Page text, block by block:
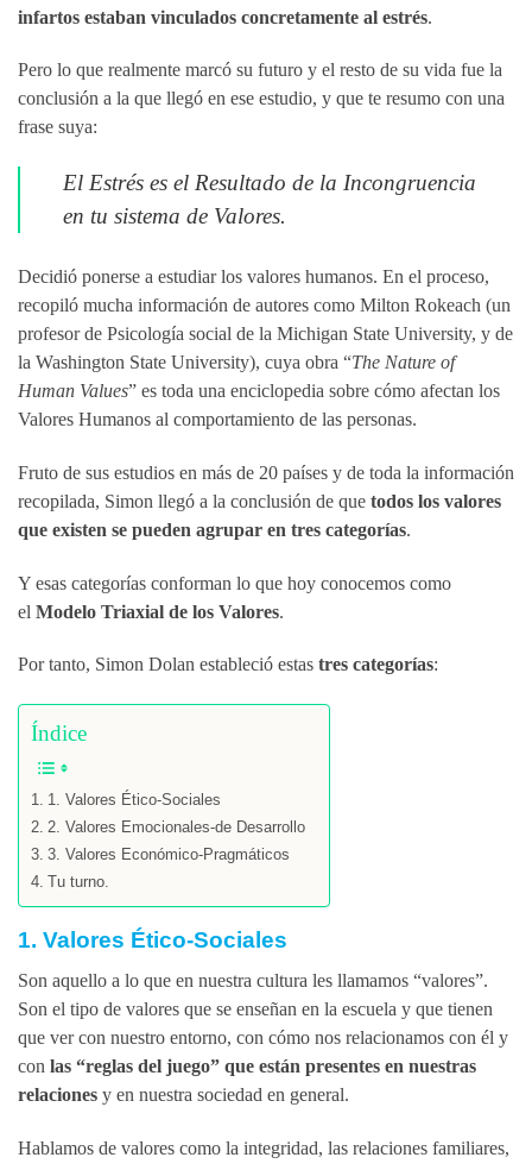
infartos estaban vinculados concretamente al estrés.
Pero lo que realmente marcó su futuro y el resto de su vida fue la
conclusión a la que llegó en ese estudio, y que te resumo con una
frase suya:
El Estrés es el Resultado de la Incongruencia
en tu sistema de Valores.
Decidió ponerse a estudiar los valores humanos. En el proceso,
recopiló mucha información de autores como Milton Rokeach (un
profesor de Psicología social de la Michigan State University, y de
la Washington State University), cuya obra “The Nature of
Human Values” es toda una enciclopedia sobre cómo afectan los
Valores Humanos al comportamiento de las personas.
Fruto de sus estudios en más de 20 países y de toda la información
recopilada, Simon llegó a la conclusión de que todos los valores
que existen se pueden agrupar en tres categorías.
Y esas categorías conforman lo que hoy conocemos como
el Modelo Triaxial de los Valores.
Por tanto, Simon Dolan estableció estas tres categorías:
Índice
1. Valores Ético-Sociales
2. Valores Emocionales-de Desarrollo
3. Valores Económico-Pragmáticos
Tu turno.
1. Valores Ético-Sociales
Son aquello a lo que en nuestra cultura les llamamos “valores”.
Son el tipo de valores que se enseñan en la escuela y que tienen
que ver con nuestro entorno, con cómo nos relacionamos con él y
con las “reglas del juego” que están presentes en nuestras
relaciones y en nuestra sociedad en general.
Hablamos de valores como la integridad, las relaciones familiares,